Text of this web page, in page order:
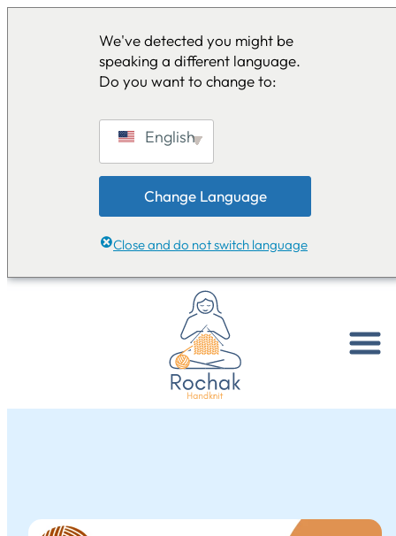
We've detected you might be
speaking a different language.
Do you want to change to:
English
Change Language
Close and do not switch language